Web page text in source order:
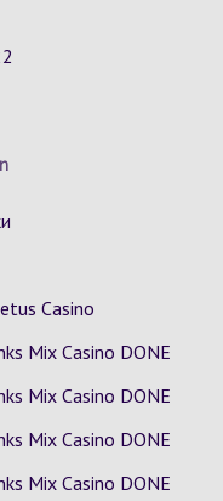
Casino
Mix Casino DONE
Mix Casino DONE
Mix Casino DONE
Mix Casino DONE